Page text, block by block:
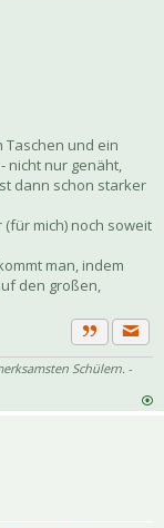
Taschen und ein
nicht nur genäht,
dann schon starker
mich) noch soweit
man, indem
den großen,
Zitat
Schülern. -